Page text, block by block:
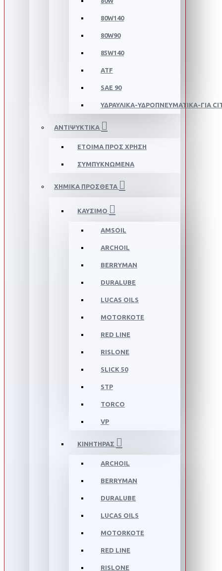
80W140
80W90
85W140
ATF
SAE 90
ΥΔΡΑΥΛΙΚΑ-ΥΔΡΟΠΝΕΥΜΑΤΙΚΑ-ΓΙΑ
ΑΝΤΙΨΥΚΤΙΚΑ
ΕΤΟΙΜΑ ΠΡΟΣ ΧΡΗΣΗ
ΣΥΜΠΥΚΝΩΜΕΝΑ
ΧΗΜΙΚΑ ΠΡΟΣΘΕΤΑ
ΚΑΥΣΙΜΟ
AMSOIL
ARCHOIL
BERRYMAN
DURALUBE
LUCAS OILS
MOTORKOTE
RED LINE
RISLONE
SLICK 50
STP
TORCO
VP
ΚΙΝΗΤΗΡΑΣ
ARCHOIL
BERRYMAN
DURALUBE
LUCAS OILS
MOTORKOTE
RED LINE
RISLONE